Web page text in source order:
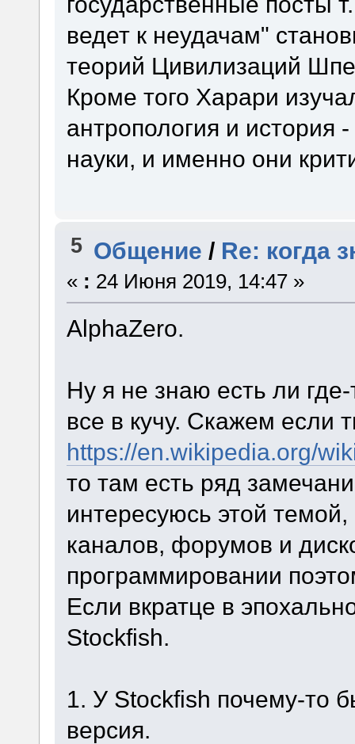
ведет к неудачам"
теорий Цивилизаций
Кроме того Харари
антропология и история
науки, и именно они
5 Общение / Re: когда
« : 24 Июня 2019, 14:47 »
AlphaZero.
Ну я не знаю есть ли
все в кучу. Скажем если
https://en.wikipedia.org/
то там есть ряд
интересуюсь этой
каналов, форумов и
программировании
Если вкратце в
Stockfish.
1. У Stockfish почему-то
версия.